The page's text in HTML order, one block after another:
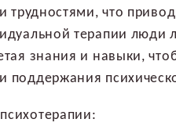
что
терапии люди
знания и навыки,